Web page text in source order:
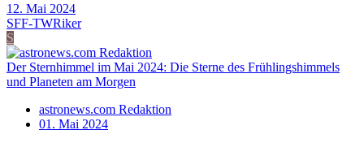
12. Mai 2024
SFF-TWRiker
S
Der Sternhimmel im Mai 2024: Die Sterne des Frühlingshimmels
und Planeten am Morgen
astronews.com Redaktion
01. Mai 2024